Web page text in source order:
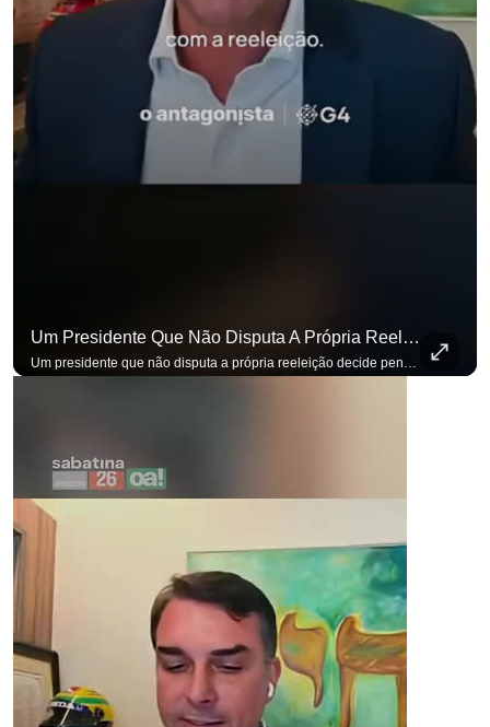
Um Presidente Que Não Disputa A Própria Reeleição Decide Pensando Em Quem Vem Depois.
Um presidente que não disputa a própria reeleição decide pensando em quem vem depois. Foi assim que Flávio Bolsonaro defendeu a PEC do fim da reeleição, primeira das medidas que citou para o ambiente de negócios. Se você busca informação com credibilidade, inscreva-se agora e ative o